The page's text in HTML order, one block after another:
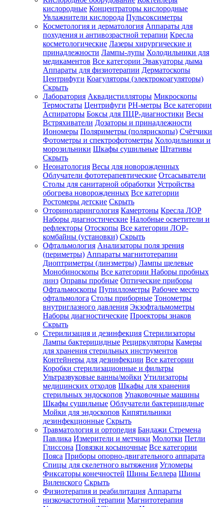
Зарегистрироваться
Зачем
регистрироваться?
Все
покупки
одном
месте
Личный
менеджер
Отслеживание
статуса
заказа
кислородные Концентраторы кислородные
Увлажнители кислорода Пульсоксиметры
Косметология и дерматология Аппараты для
похудения и антивозрастной терапии Кресла
косметологические Лазеры хирургические и
принадлежности Лампы-лупы Холодильники для
медикаментов Все категории Эвакуаторы дыма
Аппараты для физиотерапии Дерматоскопы
Центрифуги Коагуляторы (электрокоагуляторы)
Скрыть
Лаборатория Аквадистилляторы Микроскопы
Термостаты Центрифуги PH-метры Все категории
Аспираторы Боксы для ПЦР-диагностики Весы
Встряхиватели Дозаторы и принадлежности
Иономеры Поляриметры (полярископы) Счётчики
Фотометры и спектрофотометры Холодильники и
морозильники Шкафы сушильные Штативы
Скрыть
Неонатология Весы для новорожденных
Облучатели фототерапевтические Отсасыватели
Столы для санитарной обработки Устройства
обогрева новорожденных Все категории
Ростомеры детские Скрыть
Оториноларингология Камертоны Кресла ЛОР
Наборы диагностические Налобные осветители и
рефлекторы Отоскопы Все категории ЛОР-
комбайны (установки) Скрыть
Офтальмология Анализаторы поля зрения
(периметры) Аппараты магнитотерапии
Диоптриметры (линзметры) Лампы щелевые
Монобиноскопы Все категории Наборы пробных
линз Оправы пробные Оптические приборы
Офтальмоскопы Пупиллометры Рабочее место
офтальмолога Столы приборные Тонометры
внутриглазного давления Экзофтальмометры
Наборы диагностические Проекторы знаков
Скрыть
Стерилизация и дезинфекция Стерилизаторы
Лампы бактерицидные Рециркуляторы Камеры
для хранения стерильных инструментов
Контейнеры для дезинфекции Все категории
Коробки стерилизационные и фильтры
Ультразвуковые ванны/мойки Утилизаторы
медицинских отходов Шкафы для хранения
стерильных эндоскопов Упаковочные машины
Шкафы сушильные Облучатели бактерицидные
Мойки для эндоскопов Кипятильники
дезинфекционные Скрыть
Травматология и ортопедия Бандажи Стремена
Павлика Измерители и метчики Молотки Петли
Глиссона Повязки косыночные Все категории
Пояса Приборы опорно-двигательного аппарата
Спицы для скелетного вытяжения Угломеры
Фиксаторы конечностей Шины Беллера Шины
Виленского Скрыть
Физиотерапия и реабилитация Аппараты
низкочастотной терапии Магнитотерапия